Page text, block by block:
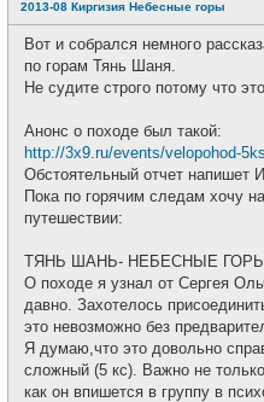
2013-08 Киргизия Небесные горы
Вот и собрался немного
по горам Тянь Шаня.
Не судите строго потому что
Анонс о походе был такой:
http://3x9.ru/events/velopohod-
Обстоятельный отчет напишет
Пока по горячим следам хочу
путешествии:
ТЯНЬ ШАНЬ- НЕБЕСНЫЕ ГОРЫ
О походе я узнал от Сергея
давно. Захотелось
это невозможно без
Я думаю,что это довольно
сложный (5 кс). Важно не
как он впишется в группу в